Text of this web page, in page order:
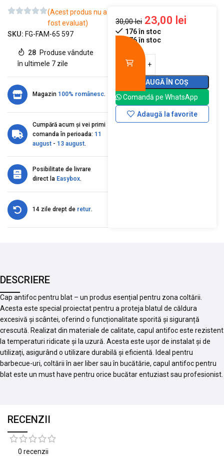
(Acest produs nu a
fost evaluat)
SKU: FG-FAM-65 597
28 Produse vândute
în ultimele 7 zile
Magazin 100% românesc.
Cumpără acum și vei primi
comanda în perioada: 11
august - 13 august.
Posibilitate de livrare
direct la Easybox.
14 zile drept de retur.
30,00lei 23,00 lei
176 în stoc
176 în stoc
ADAUGĂ ÎN COȘ
Comandă pe WhatsApp
Adaugă la favorite
DESCRIERE
Cap antifoc pentru blat – un produs esențial pentru zona coltării.
Acesta este special proiectat pentru a proteja blatul de căldura
excesivă și scântei, oferind o funcționalitate sporită și siguranță
crescută. Realizat din materiale de calitate, capul antifoc este rezistent
la temperaturi ridicate și la uzură. Acesta este ușor de instalat și de
utilizați, asigurând o utilizare durabilă și eficientă. Ideal pentru
barbecue-uri, coltării în aer liber sau în bucătărie, capul antifoc pentru
blat este un must have pentru orice bucătar entuziast sau profesionist.
RECENZII
0 recenzii